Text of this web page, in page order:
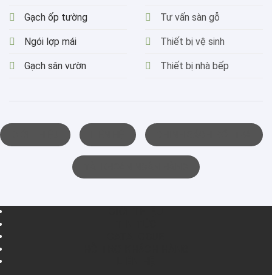
Gạch ốp tường
Ngói lợp mái
Gạch sân vườn
Tư vấn sàn gỗ
Thiết bị vệ sinh
Thiết bị nhà bếp